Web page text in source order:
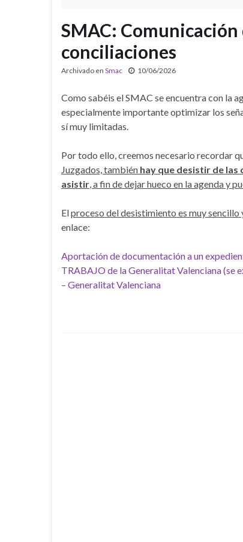
SMAC:
conciliaciones
Archivado en Smac 10/06/2026
Como sabéis el SMAC se encuentra con la
especialmente importante optimizar los
sí muy limitadas.
Por todo ello, creemos necesario recordar
Juzgados, también hay que desistir de las
asistir, a fin de dejar hueco en la agenda y
Elproceso del desistimiento es muy sencillo
enlace:
Aportación de documentación a un
TRABAJO de la Generalitat Valenciana (se
– Generalitat Valenciana